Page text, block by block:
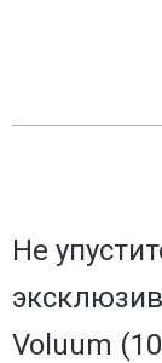
Не
Voluum